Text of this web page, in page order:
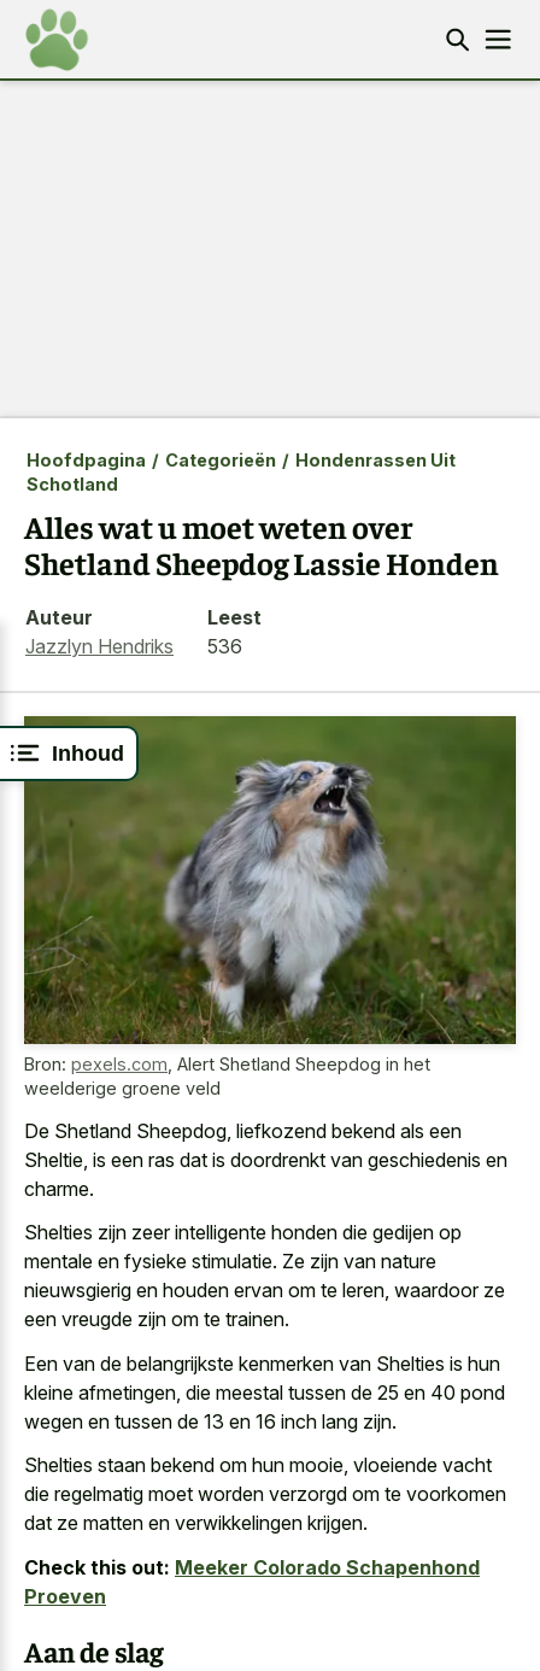
Inhoud
Hoofdpagina / Categorieën / Hondenrassen Uit
Schotland
Alles wat u moet weten over
Shetland Sheepdog Lassie Honden
Auteur
Jazzlyn Hendriks
Leest
536
Bron: pexels.com Alert Shetland Sheepdog in het
weelderige groene veld
De Shetland Sheepdog, liefkozend bekend als een
Sheltie, is een ras dat is doordrenkt van geschiedenis en
charme.
Shelties zijn zeer intelligente honden die gedijen op
mentale en fysieke stimulatie. Ze zijn van nature
nieuwsgierig en houden ervan om te leren, waardoor ze
een vreugde zijn om te trainen.
Een van de belangrijkste kenmerken van Shelties is hun
kleine afmetingen, die meestal tussen de 25 en 40 pond
wegen en tussen de 13 en 16 inch lang zijn.
Shelties staan bekend om hun mooie, vloeiende vacht
die regelmatig moet worden verzorgd om te voorkomen
dat ze matten en verwikkelingen krijgen.
Check this out: Meeker Colorado Schapenhond
Proeven
Aan de slag